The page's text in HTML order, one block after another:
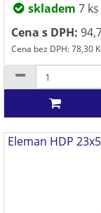
skladem 7 ks
Cena s DPH:
Cena bez DPH: 78,30
Eleman HDP